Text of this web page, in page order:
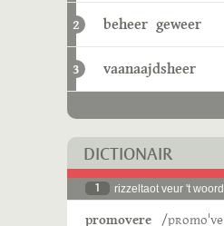
2 beheer geweer
3 vaanaajdsheer
DICTIONAIR
1 rizzeltaot veur 't woord
promovere /